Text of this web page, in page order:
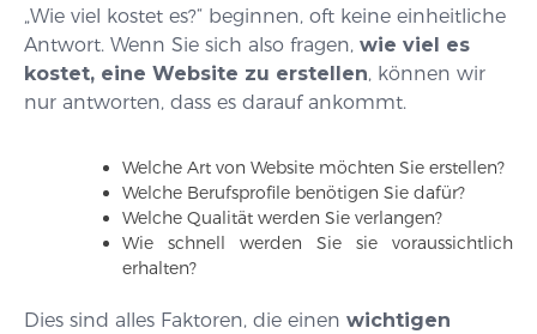
„Wie viel kostet es?“ beginnen, oft keine einheitliche
Antwort. Wenn Sie sich also fragen, wie viel es
kostet, eine Website zu erstellen, können wir
nur antworten, dass es darauf ankommt.
Welche Art von Website möchten Sie erstellen?
Welche Berufsprofile benötigen Sie dafür?
Welche Qualität werden Sie verlangen?
Wie schnell werden Sie sie voraussichtlich
erhalten?
Dies sind alles Faktoren, die einen wichtigen